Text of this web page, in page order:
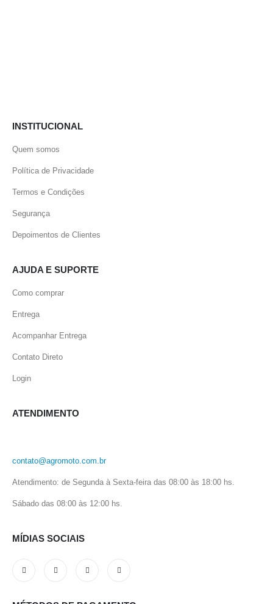
INSTITUCIONAL
Quem somos
Política de Privacidade
Termos e Condições
Segurança
Depoimentos de Clientes
AJUDA E SUPORTE
Como comprar
Entrega
Acompanhar Entrega
Contato Direto
Login
ATENDIMENTO
contato@agromoto.com.br
Atendimento: de Segunda à Sexta-feira das 08:00 às 18:00 hs.
Sábado das 08:00 às 12:00 hs.
MÍDIAS SOCIAIS